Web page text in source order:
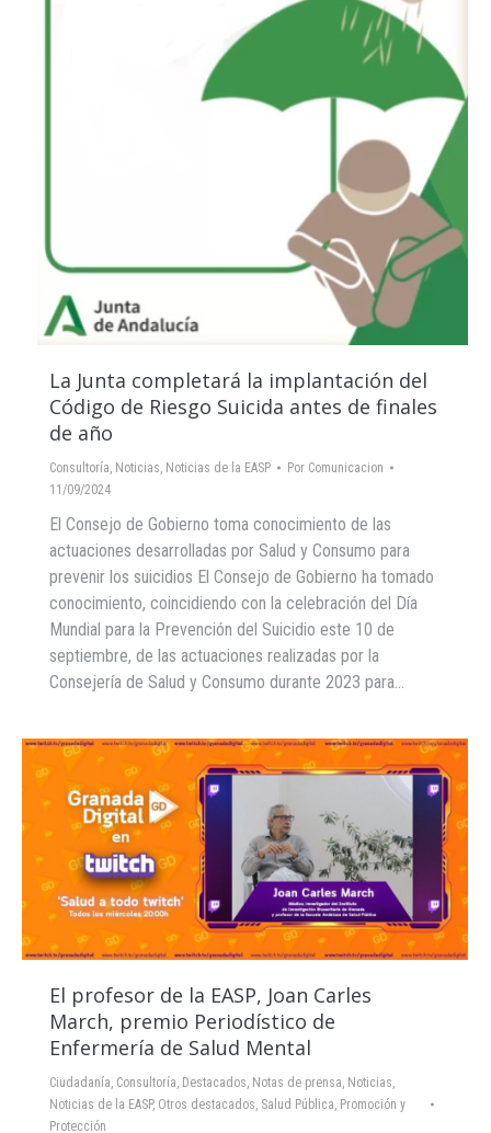
La Junta completará la implantación del
Código de Riesgo Suicida antes de finales
de año
Consultoría, Noticias, Noticias de la EASP Por Comunicacion
11/09/2024
El Consejo de Gobierno toma conocimiento de las
actuaciones desarrolladas por Salud y Consumo para
prevenir los suicidios El Consejo de Gobierno ha tomado
conocimiento, coincidiendo con la celebración del Día
Mundial para la Prevención del Suicidio este 10 de
septiembre, de las actuaciones realizadas por la
Consejería de Salud y Consumo durante 2023 para…
El profesor de la EASP, Joan Carles
March, premio Periodístico de
Enfermería de Salud Mental
Ciudadanía Consultoría Destacados Notas de prensa Noticias
Noticias de la EASP, Otros destacados Salud Pública, Promoción y
Protección